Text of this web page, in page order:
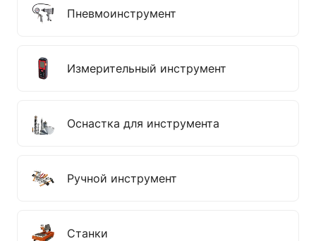
Пневмоинструмент
Измерительный инструмент
Оснастка для инструмента
Ручной инструмент
Станки